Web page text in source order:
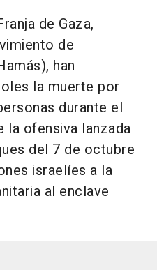
de Gaza,
de
han
la muerte por
durante el
la ofensiva lanzada
del 7 de octubre
israelíes a la
al enclave